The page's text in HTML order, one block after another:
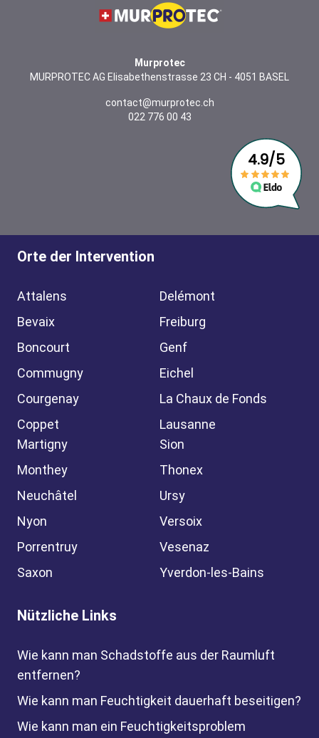
Murprotec
MURPROTEC AG Elisabethenstrasse 23 CH - 4051 BASEL
contact@murprotec.ch
022 776 00 43
Orte der Intervention
Attalens
Bevaix
Boncourt
Commugny
Courgenay
Coppet
Delémont
Freiburg
Genf
Eichel
La Chaux de Fonds
Lausanne
Martigny
Monthey
Neuchâtel
Nyon
Porrentruy
Saxon
Sion
Thonex
Ursy
Versoix
Vesenaz
Yverdon-les-Bains
Nützliche Links
Wie kann man Schadstoffe aus der Raumluft
entfernen?
Wie kann man Feuchtigkeit dauerhaft beseitigen?
Wie kann man ein Feuchtigkeitsproblem